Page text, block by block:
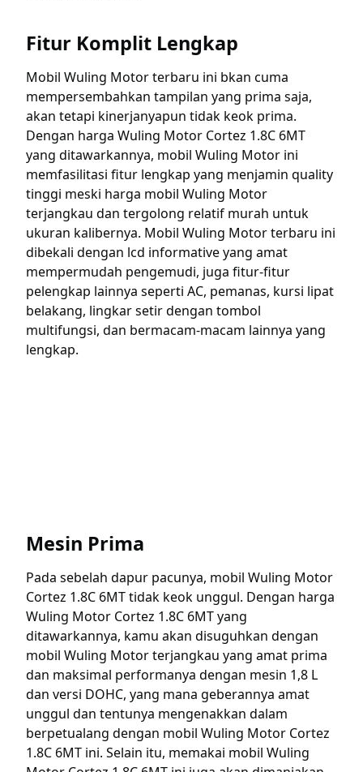
Fitur Komplit Lengkap
Mobil Wuling Motor terbaru ini bkan cuma
mempersembahkan tampilan yang prima saja,
akan tetapi kinerjanyapun tidak keok prima.
Dengan harga Wuling Motor Cortez 1.8C 6MT
yang ditawarkannya, mobil Wuling Motor ini
memfasilitasi fitur lengkap yang menjamin quality
tinggi meski harga mobil Wuling Motor
terjangkau dan tergolong relatif murah untuk
ukuran kalibernya. Mobil Wuling Motor terbaru ini
dibekali dengan lcd informative yang amat
mempermudah pengemudi, juga fitur-fitur
pelengkap lainnya seperti AC, pemanas, kursi lipat
belakang, lingkar setir dengan tombol
multifungsi, dan bermacam-macam lainnya yang
lengkap.
Mesin Prima
Pada sebelah dapur pacunya, mobil Wuling Motor
Cortez 1.8C 6MT tidak keok unggul. Dengan harga
Wuling Motor Cortez 1.8C 6MT yang
ditawarkannya, kamu akan disuguhkan dengan
mobil Wuling Motor terjangkau yang amat prima
dan maksimal performanya dengan mesin 1,8 L
dan versi DOHC, yang mana geberannya amat
unggul dan tentunya mengenakkan dalam
berpetualang dengan mobil Wuling Motor Cortez
1.8C 6MT ini. Selain itu, memakai mobil Wuling